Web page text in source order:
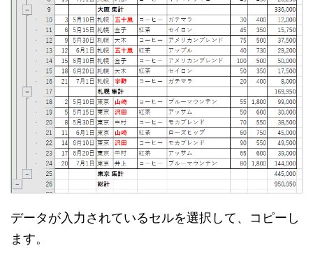
データが入力されているセルを選択して、コピーし
ます。